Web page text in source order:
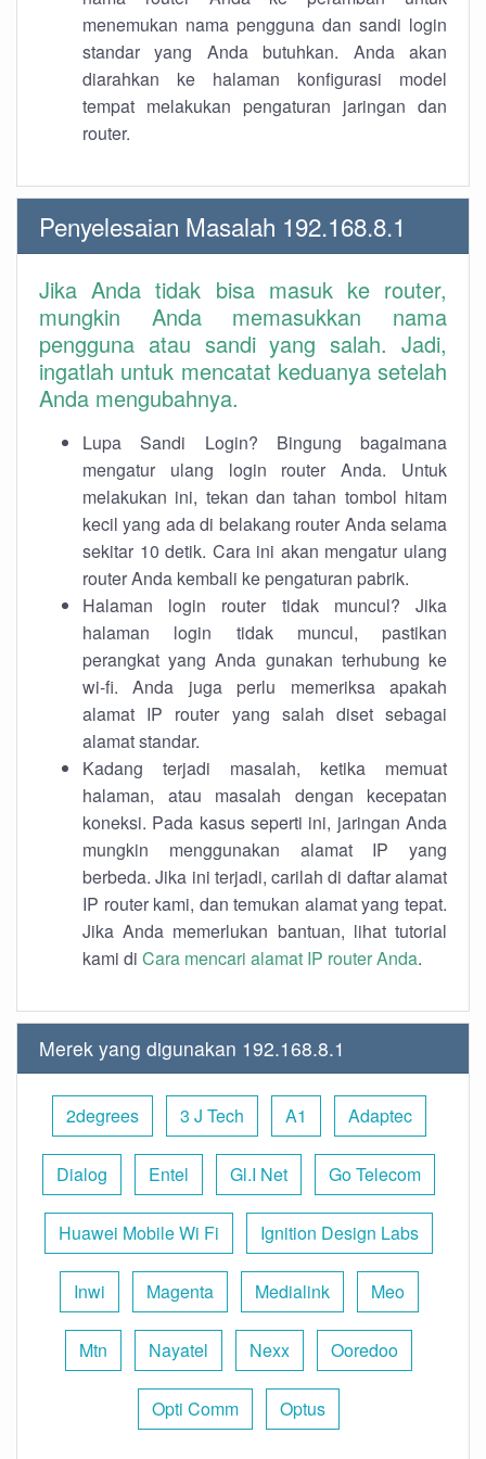
menemukan nama pengguna dan sandi login
standar yang Anda butuhkan. Anda akan
diarahkan ke halaman konfigurasi model
tempat melakukan pengaturan jaringan dan
router.
Penyelesaian Masalah 192.168.8.1
Jika Anda tidak bisa masuk ke router,
mungkin Anda memasukkan nama
pengguna atau sandi yang salah. Jadi,
ingatlah untuk mencatat keduanya setelah
Anda mengubahnya.
Lupa Sandi Login? Bingung bagaimana
mengatur ulang login router Anda. Untuk
melakukan ini, tekan dan tahan tombol hitam
kecil yang ada di belakang router Anda selama
sekitar 10 detik. Cara ini akan mengatur ulang
router Anda kembali ke pengaturan pabrik.
Halaman login router tidak muncul? Jika
halaman login tidak muncul, pastikan
perangkat yang Anda gunakan terhubung ke
wi-fi. Anda juga perlu memeriksa apakah
alamat IP router yang salah diset sebagai
alamat standar.
Kadang terjadi masalah, ketika memuat
halaman, atau masalah dengan kecepatan
koneksi. Pada kasus seperti ini, jaringan Anda
mungkin menggunakan alamat IP yang
berbeda. Jika ini terjadi, carilah di daftar alamat
IP router kami, dan temukan alamat yang tepat.
Jika Anda memerlukan bantuan, lihat tutorial
kami di Cara mencari alamat IP router Anda.
Merek yang digunakan 192.168.8.1
2degrees 3 J Tech A1 Adaptec
Dialog Entel Gl.I Net Go Telecom
Huawei Mobile Wi Fi Ignition Design Labs
Inwi Magenta Medialink Meo
Mtn Nayatel Nexx Ooredoo
Opti Comm Optus